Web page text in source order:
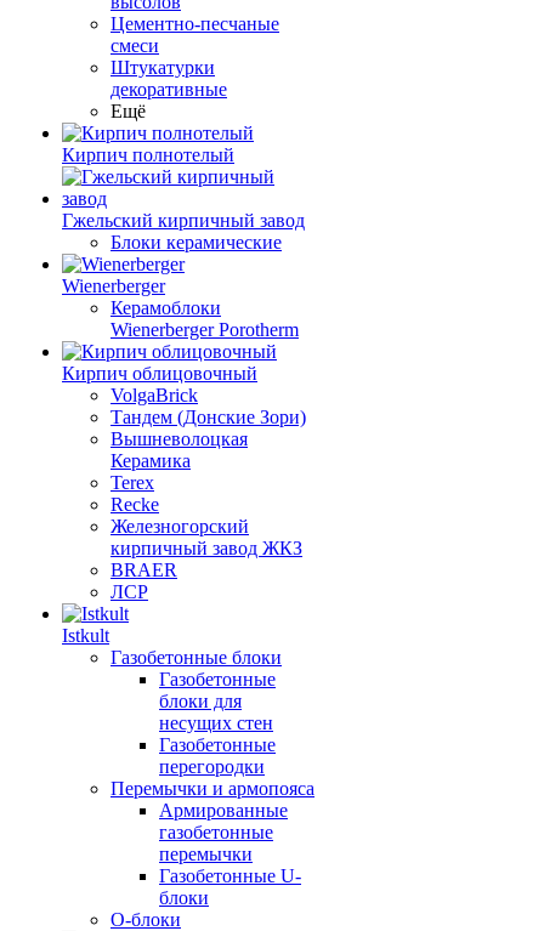
Цементно-песчаные
смеси
Штукатурки
декоративные
Ещё
Кирпич полнотелый
Гжельский кирпичный завод
Блоки керамические
Wienerberger
Керамоблоки
Wienerberger Porotherm
Кирпич облицовочный
VolgaBrick
Тандем (Донские Зори)
Вышневолоцкая
Керамика
Terex
Recke
Железногорский
кирпичный завод ЖКЗ
BRAER
ЛСР
Istkult
Газобетонные блоки
Газобетонные
блоки для
несущих стен
Газобетонные
перегородки
Перемычки и армопояса
Армированные
газобетонные
перемычки
Газобетонные U-
блоки
О-блоки